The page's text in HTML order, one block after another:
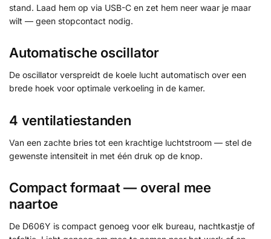
stand. Laad hem op via USB-C en zet hem neer waar je maar
wilt — geen stopcontact nodig.
Automatische oscillator
De oscillator verspreidt de koele lucht automatisch over een
brede hoek voor optimale verkoeling in de kamer.
4 ventilatiestanden
Van een zachte bries tot een krachtige luchtstroom — stel de
gewenste intensiteit in met één druk op de knop.
Compact formaat — overal mee
naartoe
De D606Y is compact genoeg voor elk bureau, nachtkastje of